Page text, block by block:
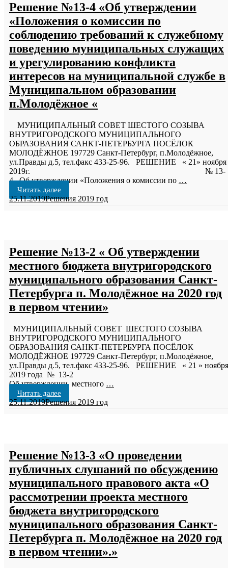
Решение №13-4 «Об утверждении
«Положения о комиссии по
соблюдению требований к служебному
поведению муниципальных служащих
и урегулированию конфликта
интересов на муниципальной службе в
Муниципальном образовании
п.Молодёжное «
МУНИЦИПАЛЬНЫЙ СОВЕТ ШЕСТОГО СОЗЫВА
ВНУТРИГОРОДСКОГО МУНИЦИПАЛЬНОГО
ОБРАЗОВАНИЯ САНКТ-ПЕТЕРБУРГА ПОСЁЛОК
МОЛОДЁЖНОЕ 197729 Санкт-Петербург, п.Молодёжное,
ул.Правды д.5, тел.факс 433-25-96. РЕШЕНИЕ « 21» ноября
2019г. № 13-
4 Об утверждении «Положения о комиссии по …
Читать далее
25.11.2019Решения 2019 год
Решение №13-2 « Об утверждении
местного бюджета внутригородского
муниципального образования Санкт-
Петербурга п. Молодёжное на 2020 год
в первом чтении»
МУНИЦИПАЛЬНЫЙ СОВЕТ ШЕСТОГО СОЗЫВА
ВНУТРИГОРОДСКОГО МУНИЦИПАЛЬНОГО
ОБРАЗОВАНИЯ САНКТ-ПЕТЕРБУРГА ПОСЁЛОК
МОЛОДЁЖНОЕ 197729 Санкт-Петербург, п.Молодёжное,
ул.Правды д.5, тел.факс 433-25-96. РЕШЕНИЕ « 21 » ноября
2019 года № 13-2
Об утверждении местного …
Читать далее
25.11.2019Решения 2019 год
Решение №13-3 «О проведении
публичных слушаний по обсуждению
муниципального правового акта «О
рассмотрении проекта местного
бюджета внутригородского
муниципального образования Санкт-
Петербурга п. Молодёжное на 2020 год
в первом чтении».»